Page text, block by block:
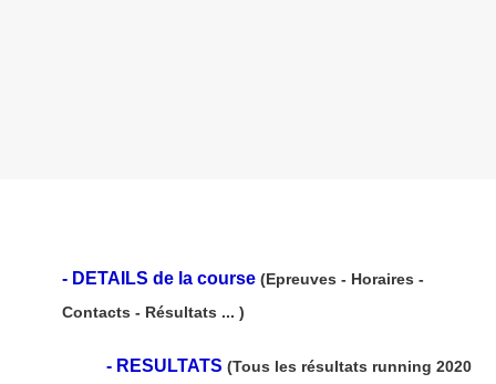
- DETAILS de la course (Epreuves - Horaires -
Contacts - Résultats ... )
- RESULTATS (Tous les résultats running 2020